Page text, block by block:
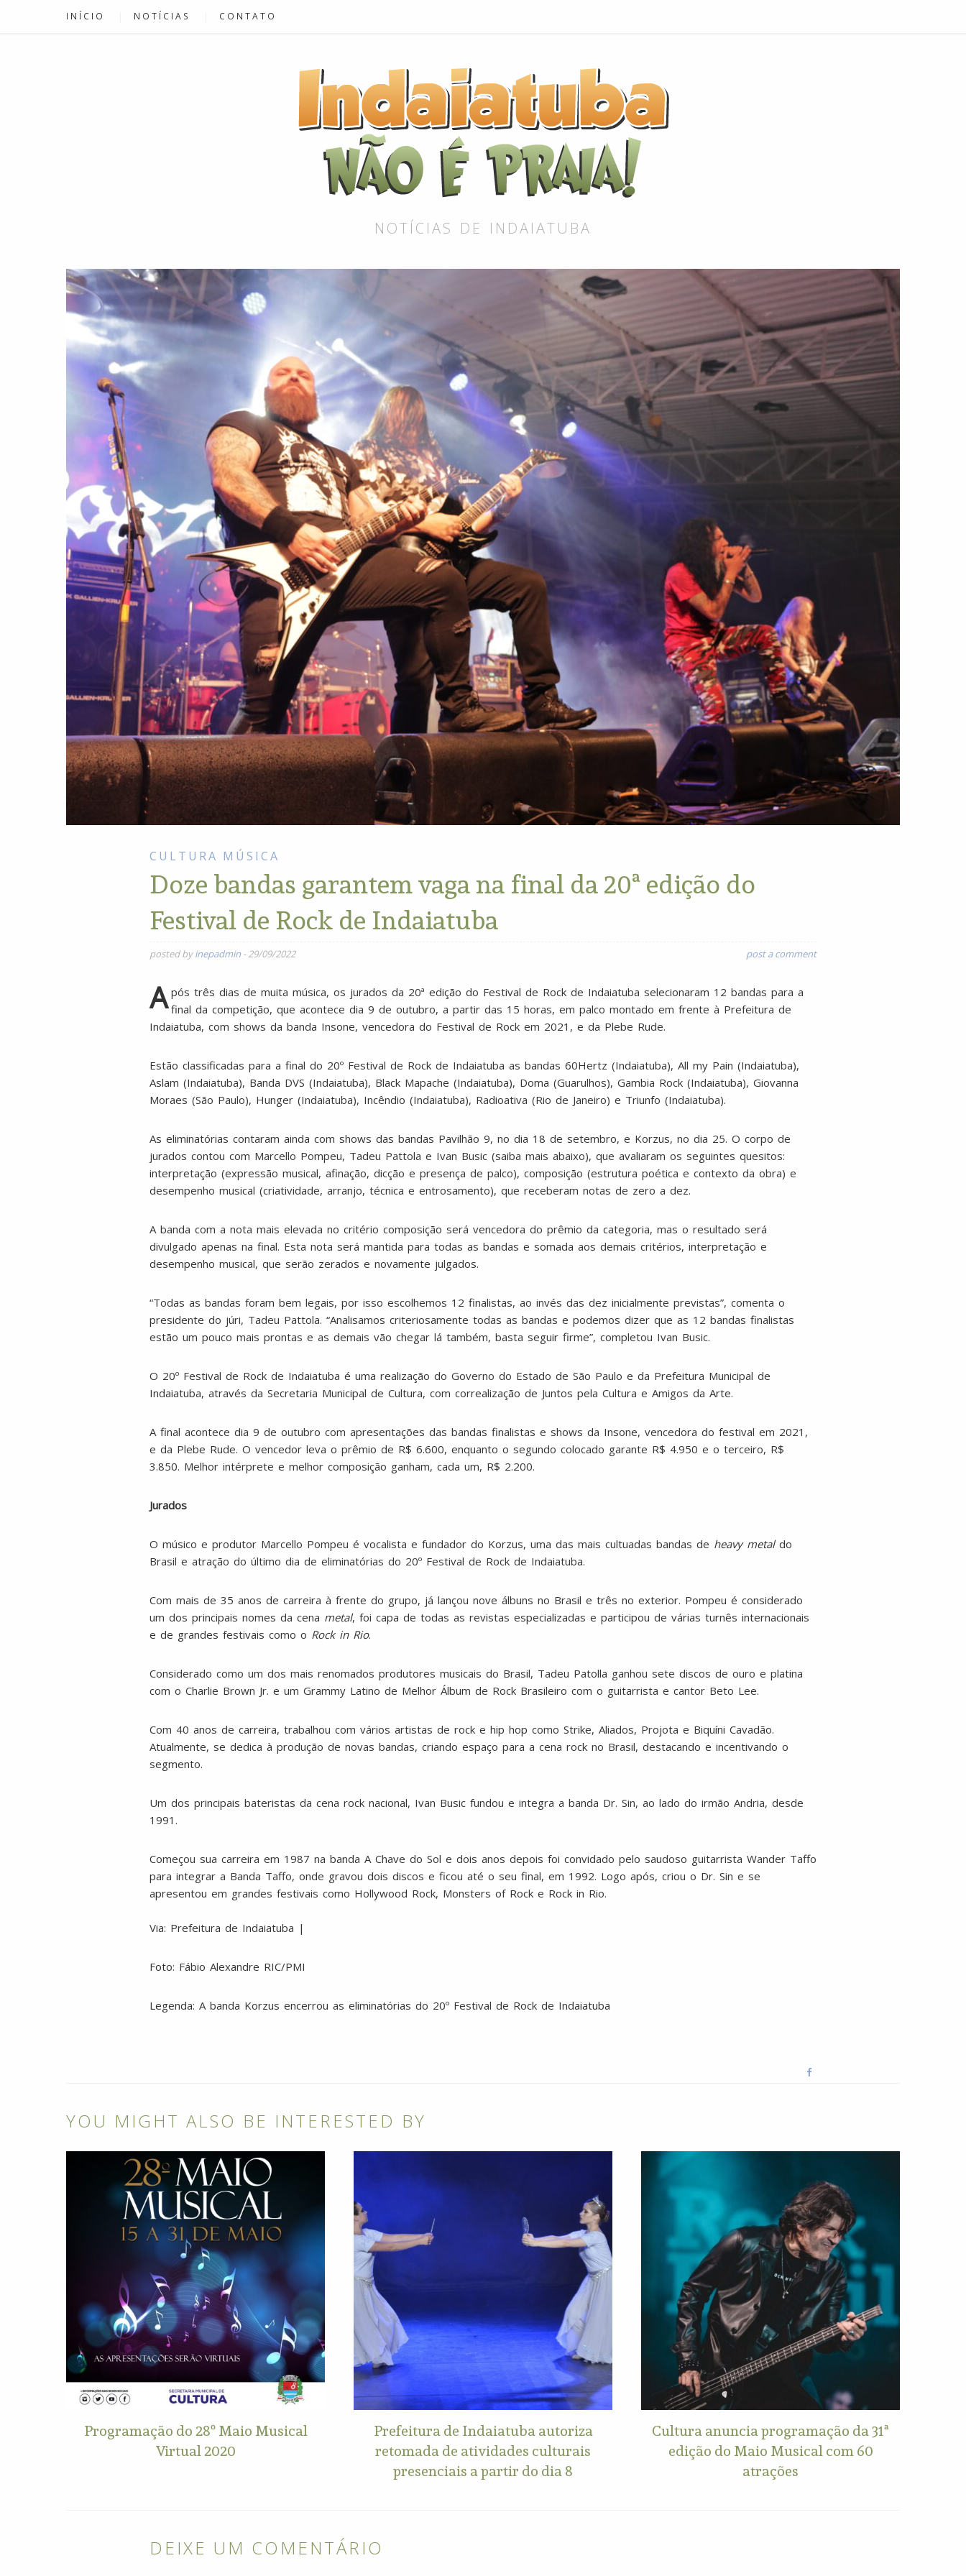
INÍCIO NOTÍCIAS CONTATO
NOTÍCIAS DE INDAIATUBA
CULTURA MÚSICA
Doze bandas garantem vaga na final da 20ª edição do
Festival de Rock de Indaiatuba
posted byinepadmin -29/09/2022 post a comment
A pós três dias de muita música, os jurados da 20ª edição do Festival de Rock de Indaiatuba selecionaram 12 bandas para a
final da competição, que acontece dia 9 de outubro, a partir das 15 horas, em palco montado em frente à Prefeitura de
Indaiatuba, com shows da banda Insone, vencedora do Festival de Rock em 2021, e da Plebe Rude.
Estão classificadas para a final do 20º Festival de Rock de Indaiatuba as bandas 60Hertz (Indaiatuba), All my Pain (Indaiatuba),
Aslam (Indaiatuba), Banda DVS (Indaiatuba), Black Mapache (Indaiatuba), Doma (Guarulhos), Gambia Rock (Indaiatuba), Giovanna
Moraes (São Paulo), Hunger (Indaiatuba), Incêndio (Indaiatuba), Radioativa (Rio de Janeiro) e Triunfo (Indaiatuba).
As eliminatórias contaram ainda com shows das bandas Pavilhão 9, no dia 18 de setembro, e Korzus, no dia 25. O corpo de
jurados contou com Marcello Pompeu, Tadeu Pattola e Ivan Busic (saiba mais abaixo), que avaliaram os seguintes quesitos:
interpretação (expressão musical, afinação, dicção e presença de palco), composição (estrutura poética e contexto da obra) e
desempenho musical (criatividade, arranjo, técnica e entrosamento), que receberam notas de zero a dez.
A banda com a nota mais elevada no critério composição será vencedora do prêmio da categoria, mas o resultado será
divulgado apenas na final. Esta nota será mantida para todas as bandas e somada aos demais critérios, interpretação e
desempenho musical, que serão zerados e novamente julgados.
“Todas as bandas foram bem legais, por isso escolhemos 12 finalistas, ao invés das dez inicialmente previstas”, comenta o
presidente do júri, Tadeu Pattola. “Analisamos criteriosamente todas as bandas e podemos dizer que as 12 bandas finalistas
estão um pouco mais prontas e as demais vão chegar lá também, basta seguir firme”, completou Ivan Busic.
O 20º Festival de Rock de Indaiatuba é uma realização do Governo do Estado de São Paulo e da Prefeitura Municipal de
Indaiatuba, através da Secretaria Municipal de Cultura, com correalização de Juntos pela Cultura e Amigos da Arte.
A final acontece dia 9 de outubro com apresentações das bandas finalistas e shows da Insone, vencedora do festival em 2021,
e da Plebe Rude. O vencedor leva o prêmio de R$ 6.600, enquanto o segundo colocado garante R$ 4.950 e o terceiro, R$
3.850. Melhor intérprete e melhor composição ganham, cada um, R$ 2.200.
Jurados
O músico e produtor Marcello Pompeu é vocalista e fundador do Korzus, uma das mais cultuadas bandas de heavy metaldo
Brasil e atração do último dia de eliminatórias do 20º Festival de Rock de Indaiatuba.
Com mais de 35 anos de carreira à frente do grupo, já lançou nove álbuns no Brasil e três no exterior. Pompeu é considerado
um dos principais nomes da cena metal, foi capa de todas as revistas especializadas e participou de várias turnês internacionais
e de grandes festivais como o Rock in Rio.
Considerado como um dos mais renomados produtores musicais do Brasil, Tadeu Patolla ganhou sete discos de ouro e platina
com o Charlie Brown Jr. e um Grammy Latino de Melhor Álbum de Rock Brasileiro com o guitarrista e cantor Beto Lee.
Com 40 anos de carreira, trabalhou com vários artistas de rock e hip hop como Strike, Aliados, Projota e Biquíni Cavadão.
Atualmente, se dedica à produção de novas bandas, criando espaço para a cena rock no Brasil, destacando e incentivando o
segmento.
Um dos principais bateristas da cena rock nacional, Ivan Busic fundou e integra a banda Dr. Sin, ao lado do irmão Andria, desde
1991.
Começou sua carreira em 1987 na banda A Chave do Sol e dois anos depois foi convidado pelo saudoso guitarrista Wander Taffo
para integrar a Banda Taffo, onde gravou dois discos e ficou até o seu final, em 1992. Logo após, criou o Dr. Sin e se
apresentou em grandes festivais como Hollywood Rock, Monsters of Rock e Rock in Rio.
Via: Prefeitura de Indaiatuba |
Foto: Fábio Alexandre RIC/PMI
Legenda: A banda Korzus encerrou as eliminatórias do 20º Festival de Rock de Indaiatuba
YOU MIGHT ALSO BE INTERESTED BY
Programação do 28º Maio Musical
Virtual 2020
Prefeitura de Indaiatuba autoriza
retomada de atividades culturais
presenciais a partir do dia 8
Cultura anuncia programação da 31ª
edição do Maio Musical com 60
atrações
DEIXE UM COMENTÁRIO